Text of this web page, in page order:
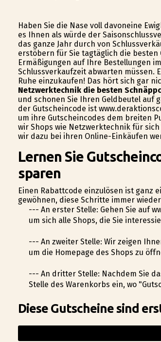
Haben Sie die Nase voll davoneine
es Ihnen als würde der
das ganze Jahr durch von
erstöbern für Sie tagtäglich die besten
Ermäßigungen auf Ihre Bestellungen
Schlussverkaufzeit abwarten müssen.
Ruhe einzukaufen! Das hört sich gar
Netzwerktechnik die besten
und schonen Sie Ihren Geldbeutel auf
der Gutscheincode ist
um ihre Gutscheincodes dem breiten
wir Shops wie Netzwerktechnik für
wir dazu bei ihren Online-Einkäufen
Lernen Sie
sparen
Einen Rabattcode einzulösen ist ganz
gewöhnen, diese Schritte immer
--- An erster Stelle: Gehen Sie auf
um sich alle Shops, die Sie
--- An zweiter Stelle: Wir zeigen
um die Homepage des Shops zu
--- An dritter Stelle: Nachdem Sie
Stelle des Warenkorbs ein, wo
Diese Gutscheine sind